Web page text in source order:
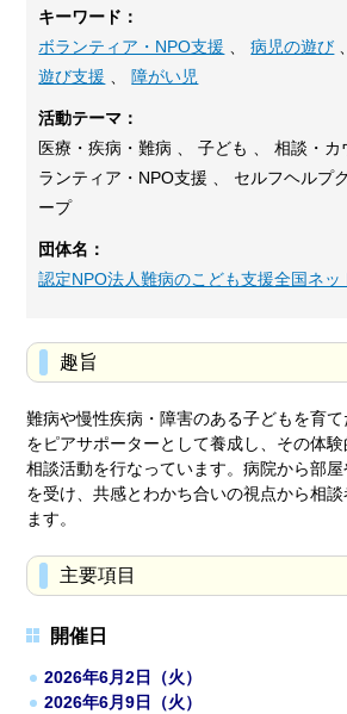
キーワード：
ボランティア・NPO支援 、病児の遊び
遊び支援
障がい児
活動テーマ：
医療・疾病・難病 、 子ども 、 相談・
ランティア・NPO支援 、 セルフヘルプ
ープ
団体名：
認定NPO法人難病のこども支援全国ネッ
趣旨
難病や慢性疾病・障害のある子どもを育
をピアサポーターとして養成し、その体
相談活動を行なっています。病院から部
を受け、共感とわかち合いの視点から相
ます。
主要項目
開催日
2026年6月2日（火）
2026年6月9日（火）